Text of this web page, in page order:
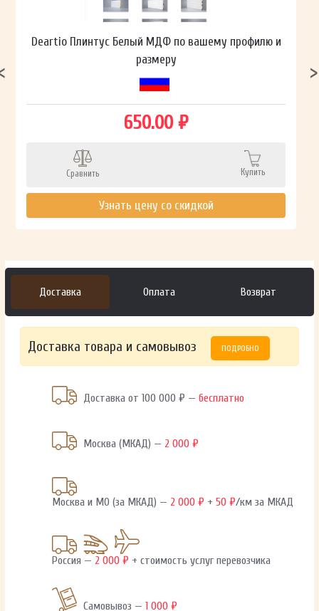
Deartio Плинтус Белый МДФ по вашему профилю и
размеру
650.00 ₽
Сравнить Купить
Узнать цену со скидкой
Доставка Оплата Возврат
Доставка товара и самовывоз ПОДРОБНО
Доставка от 100 000 ₽ —бесплатно
Москва (МКАД) — 2 000 ₽
Москва и МО (за МКАД) — 2 000 ₽ +50 ₽/км за МКАД
Россия — 2 000 ₽ + стоимость услуг перевозчика
Самовывоз —1 000 ₽